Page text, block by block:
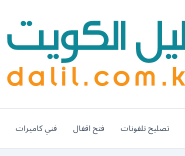
تصليح تلفونات فتح اقفال فني كاميرات